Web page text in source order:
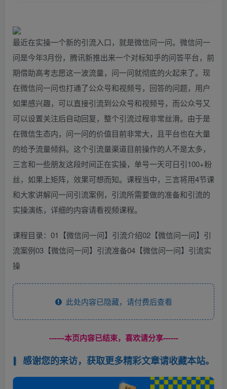
最近在实操一个新的引流入口，就是微信问一问。微信问一
问是今年3月份，腾讯新推出来一个对标知乎的问答平台，前
期借助高考志愿这一波流量，问一问就彻底的火起来了。现
在微信问一问也打通了公众号和视频号，回答的问题，用户
如果感兴趣，可以直接引流到公众号和视频号，而公众号又
可以设置关注后自动回复，整个引流过程非常丝滑。由于是
在微信生态内，问一问的价值目前非常大，且平台也在大量
的给予流量倾斜。这个引流量渠道目前操作的人不是太多，
三言和一些朋友这段时间正在实操，单号一天可日引100+粉
丝，如果上矩阵，效果可想而知。课程当中，三言将用4节课
和大家讲解问一问引流案例，引流所需要做的准备和引流的
实操演练，详细的内容请看视频课程。
课程目录：01【微信问一问】引流介绍02【微信问一问】引
流案例03【微信问一问】引流准备04【微信问一问】引流实
操
此处内容已隐藏，请付费后查看
------本页内容已结束，喜欢请分享------
感谢您的来访，获取更多精彩文章请收藏本站。